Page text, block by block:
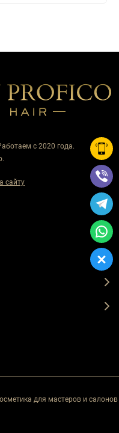
с 2020 года.
сайту
для мастеров и салонов